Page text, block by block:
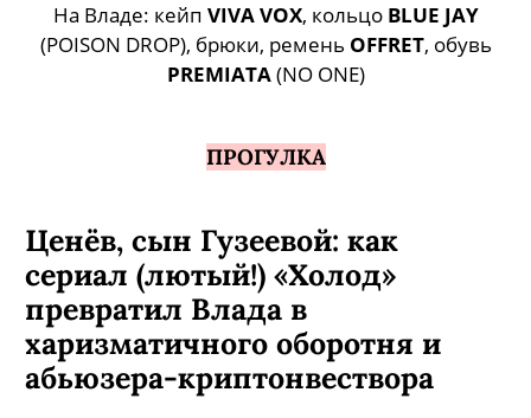
На Владе: кейп VIVA VOX, кольцо BLUE JAY
(POISON DROP), брюки, ремень OFFRET, обувь
PREMIATA(NO ONE)
ПРОГУЛКА
Ценёв, сын Гузеевой: как
сериал (лютый!) «Холод»
превратил Влада в
харизматичного оборотня и
абьюзера-криптонвествора